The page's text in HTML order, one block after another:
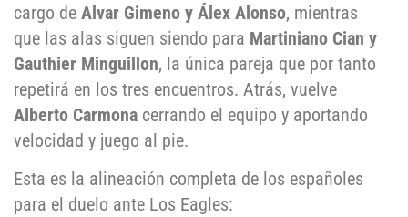
cargo de Alvar Gimeno y Álex Alonso, mientras
que las alas siguen siendo para Martiniano Cian y
Gauthier Minguillon, la única pareja que por tanto
repetirá en los tres encuentros. Atrás, vuelve
Alberto Carmona cerrando el equipo y aportando
velocidad y juego al pie.
Esta es la alineación completa de los españoles
para el duelo ante Los Eagles: